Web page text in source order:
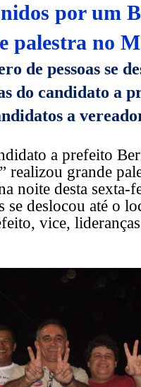
por um
palestra no
de pessoas se
do candidato a
a
a prefeito
realizou grande
noite desta sexta-
se deslocou até o
vice,